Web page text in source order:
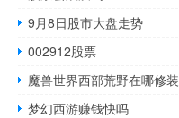
9月8日股市大盘走势
002912股票
魔兽世界西部荒野在哪修
梦幻西游赚钱快吗